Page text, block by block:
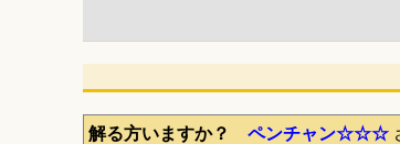
解る方いますか？ ペンチャン☆☆☆